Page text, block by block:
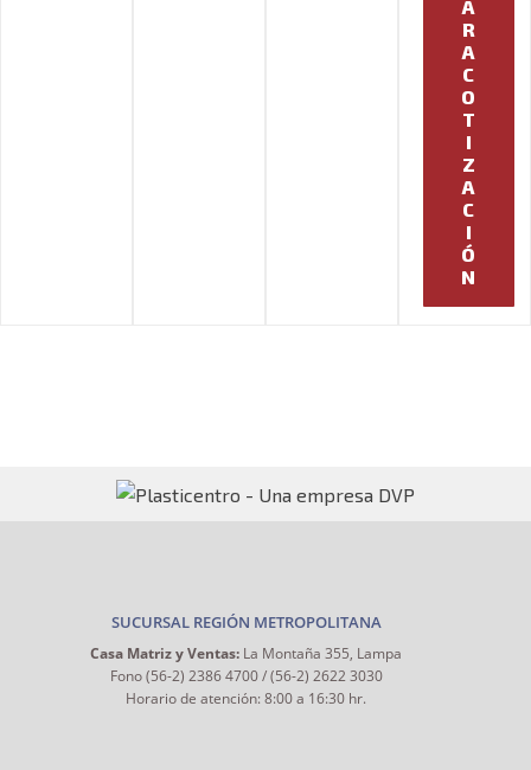
A
R
A
C
O
T
I
Z
A
C
I
Ó
N
SUCURSAL REGIÓN METROPOLITANA
Casa Matriz y Ventas: La Montaña 355, Lampa
Fono (56-2) 2386 4700 / (56-2) 2622 3030
Horario de atención: 8:00 a 16:30 hr.